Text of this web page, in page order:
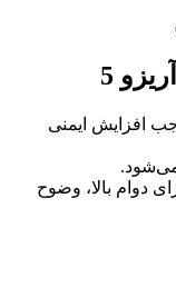
5
آینه جانبی اصلی چری آریزو 5 موجب افزایش ایمنی
دوام بالا، وضوح